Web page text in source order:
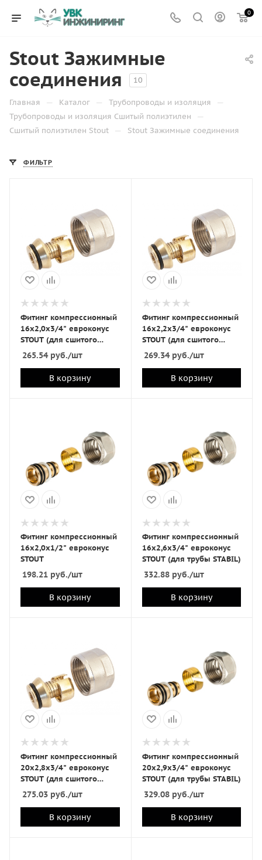
0
Stout Зажимные
соединения
10
Главная — Каталог — Трубопроводы и изоляция —
Трубопроводы и изоляция Сшитый полиэтилен —
Сшитый полиэтилен Stout — Stout Зажимные соединения
ФИЛЬТР
Фитинг компрессионный
16х2,0х3/4" евроконус
STOUT (для сшитого
полиэтилена на теплый
265.54руб./шт
В корзину
Фитинг компрессионный
16х2,2х3/4" евроконус
STOUT (для сшитого
полиэтилена на
отопление и водоснабж)
269.34руб./шт
В корзину
Фитинг компрессионный
16х2,0х1/2" евроконус
STOUT
198.21 руб./шт
В корзину
Фитинг компрессионный
16х2,6х3/4" евроконус
STOUT (для трубы STABIL)
332.88руб./шт
В корзину
Фитинг компрессионный
20х2,8х3/4" евроконус
STOUT (для сшитого
полиэтилена на
отопление и водоснабж)
275.03 руб./шт
В корзину
Фитинг компрессионный
20х2,9х3/4" евроконус
STOUT (для трубы STABIL)
329.08руб./шт
В корзину